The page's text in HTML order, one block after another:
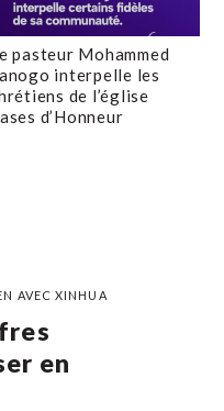
pasteur Mohammed
interpelle les
de l’église
d’Honneur
AVEC XINHUA
en